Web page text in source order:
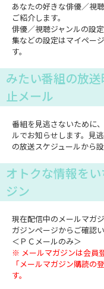
あなたの好きな俳優／視
ご紹介します。
俳優／視聴ジャンルの設
集などの設定はマイペー
す。
みたい番組の放
止メール
番組を見逃さないために
ルでお知らせします。見
の放送スケジュールから
オトクな情報を
ジン
現在配信中のメールマガ
ガジンページからご確認い
＜ＰＣメールのみ＞
※ メールマガジンは会員
「メールマガジン購読の
す。